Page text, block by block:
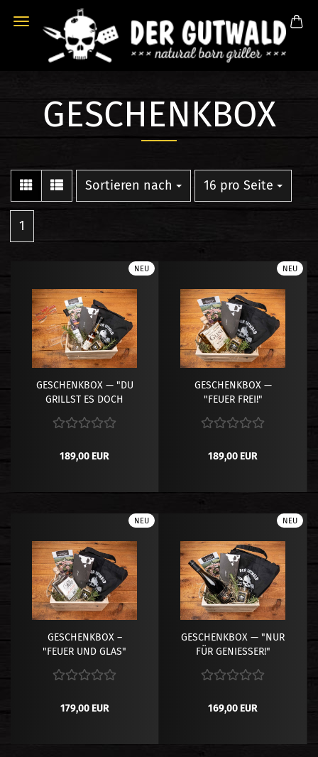
GESCHENKBOX
Sortieren nach
Sortieren nach 16 pro Seite
pro Seite
1
NEU
GESCHENKBOX — "DU
GRILLST ES DOCH
189,00 EUR
NEU
GESCHENKBOX —
"FEUER FREI!"
189,00 EUR
NEU
GESCHENKBOX –
"FEUER UND GLAS"
179,00 EUR
NEU
GESCHENKBOX — "NUR
FÜR GENIESSER!"
169,00 EUR